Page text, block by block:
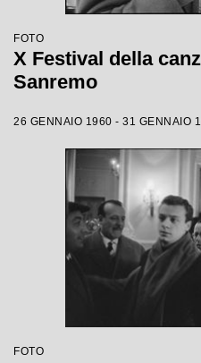
FOTO
X Festival della
Sanremo
26 GENNAIO 1960 - 31 GENNAIO
FOTO